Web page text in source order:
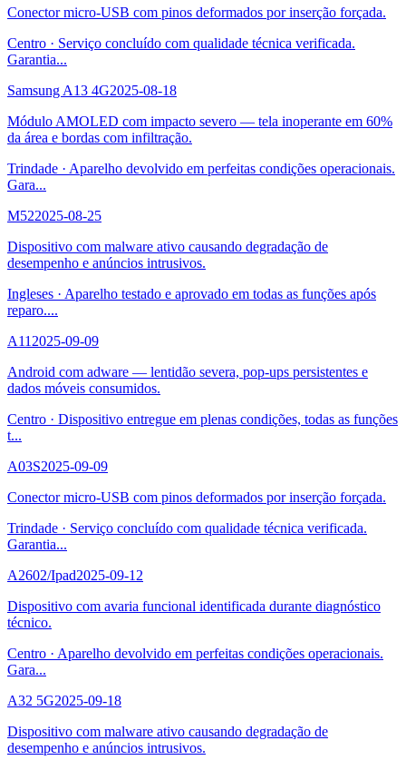
Conector micro-USB com pinos deformados por inserção forçada.
Centro · Serviço concluído com qualidade técnica verificada.
Garantia...
Samsung A13 4G2025-08-18
Módulo AMOLED com impacto severo — tela inoperante em 60%
da área e bordas com infiltração.
Trindade · Aparelho devolvido em perfeitas condições operacionais.
Gara...
M522025-08-25
Dispositivo com malware ativo causando degradação de
desempenho e anúncios intrusivos.
Ingleses · Aparelho testado e aprovado em todas as funções após
reparo....
A11 2025-09-09
Android com adware — lentidão severa, pop-ups persistentes e
dados móveis consumidos.
Centro · Dispositivo entregue em plenas condições, todas as funções
t...
A03S2025-09-09
Conector micro-USB com pinos deformados por inserção forçada.
Trindade · Serviço concluído com qualidade técnica verificada.
Garantia...
A2602/Ipad2025-09-12
Dispositivo com avaria funcional identificada durante diagnóstico
técnico.
Centro · Aparelho devolvido em perfeitas condições operacionais.
Gara...
A32 5G2025-09-18
Dispositivo com malware ativo causando degradação de
desempenho e anúncios intrusivos.